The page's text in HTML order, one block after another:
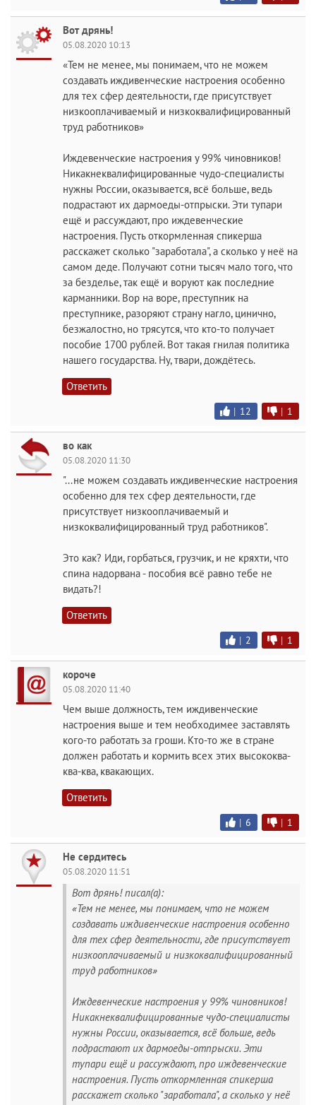
Вот дрянь!
05.08.2020 10:13
«Тем не менее, мы понимаем, что не можем
создавать иждивенческие настроения особенно
для тех сфер деятельности, где присутствует
низкооплачиваемый и низкоквалифицированный
труд работников»
Иждевенческие настроения у 99% чиновников!
Никакнеквалифицированные чудо-специалисты
нужны России, оказывается, всё больше, ведь
подрастают их дармоеды-отпрыски. Эти тупари
ещё и рассуждают, про иждевенческие
настроения. Пусть откормленная спикерша
расскажет сколько "заработала", а сколько у неё на
самом деде. Получают сотни тысяч мало того, что
за безделье, так ещё и воруют как последние
карманники. Вор на воре, преступник на
преступнике, разоряют страну нагло, цинично,
безжалостно, но трясутся, что кто-то получает
пособие 1700 рублей. Вот такая гнилая политика
нашего государства. Ну, твари, дождётесь.
Ответить
| 12 | 1
во как
05.08.2020 11:30
"...не можем создавать иждивенческие настроения
особенно для тех сфер деятельности, где
присутствует низкооплачиваемый и
низкоквалифицированный труд работников".
Это как? Иди, горбаться, грузчик, и не кряхти, что
спина надорвана - пособия всё равно тебе не
видать?!
Ответить
| 2 | 1
короче
05.08.2020 11:40
Чем выше должность, тем иждивенческие
настроения выше и тем необходимее заставлять
кого-то работать за гроши. Кто-то же в стране
должен работать и кормить всех этих высококва-
ква-ква, квакающих.
Ответить
| 6 | 1
Не сердитесь
05.08.2020 11:51
Вот дрянь! писал(а):
«Тем не менее, мы понимаем, что не можем
создавать иждивенческие настроения особенно
для тех сфер деятельности, где присутствует
низкооплачиваемый и низкоквалифицированный
труд работников»
Иждевенческие настроения у 99% чиновников!
Никакнеквалифицированные чудо-специалисты
нужны России, оказывается, всё больше, ведь
подрастают их дармоеды-отпрыски. Эти
тупари ещё и рассуждают, про иждевенческие
настроения. Пусть откормленная спикерша
расскажет сколько "заработала", а сколько у неё